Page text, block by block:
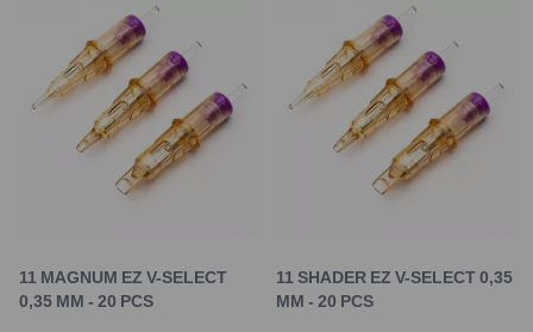
11 MAGNUM EZ V-SELECT
0,35 MM - 20 PCS
11 SHADER EZ V-SELECT 0,35
MM - 20 PCS